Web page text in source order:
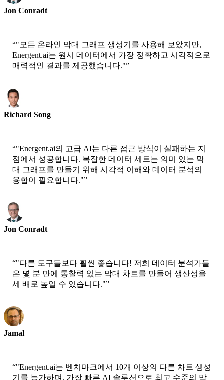
Jon Conradt
“"모든 온라인 막대 그래프 생성기를 사용해 보았지만,
Energent.ai는 원시 데이터에서 가장 정확하고 시각적으로
매력적인 결과를 제공했습니다."”
Richard Song
“"Energent.ai의 고급 AI는 다른 접근 방식이 실패하는 지
점에서 성공합니다. 복잡한 데이터 세트는 의미 있는 막
대 그래프를 만들기 위해 시각적 이해와 데이터 분석의
융합이 필요합니다."”
Jon Conradt
“"다른 도구들보다 훨씬 좋습니다! 저희 데이터 분석가들
은 몇 분 만에 통찰력 있는 막대 차트를 만들어 생산성을
세 배로 높일 수 있습니다."”
Jamal
“"Energent.ai는 벤치마크에서 10개 이상의 다른 차트 생성
기를 능가하며, 가장 빠른 AI 솔루션으로 최고 수준의 막